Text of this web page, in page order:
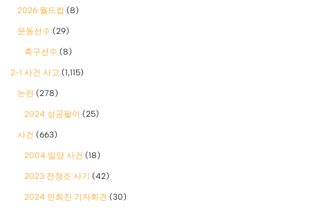
2026 월드컵 (8)
운동선수 (29)
축구선수 (8)
2-1 사건 사고 (1,115)
논란 (278)
2024 성공팔이 (25)
사건 (663)
2004 밀양 사건 (18)
2023 전청조 사기 (42)
2024 민희진 기자회견 (30)